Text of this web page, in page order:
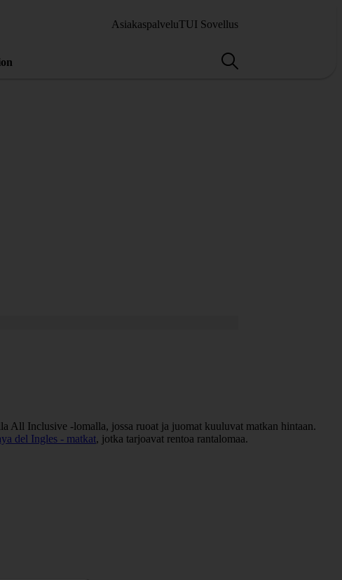
AsiakaspalveluTUI Sovellus
All Inclusive -lomalla, jossa ruoat ja juomat kuuluvat matkan hintaan.
del Ingles - matkat, jotka tarjoavat rentoa rantalomaa.